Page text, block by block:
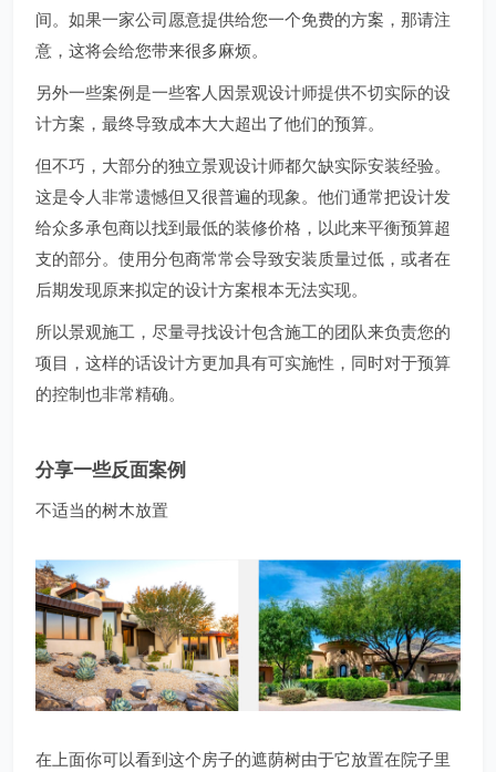
间。如果一家公司愿意提供给您一个免费的方案，那请注
意，这将会给您带来很多麻烦。
另外一些案例是一些客人因景观设计师提供不切实际的设
计方案，最终导致成本大大超出了他们的预算。
但不巧，大部分的独立景观设计师都欠缺实际安装经验。
这是令人非常遗憾但又很普遍的现象。他们通常把设计发
给众多承包商以找到最低的装修价格，以此来平衡预算超
支的部分。使用分包商常常会导致安装质量过低，或者在
后期发现原来拟定的设计方案根本无法实现。
所以景观施工，尽量寻找设计包含施工的团队来负责您的
项目，这样的话设计方更加具有可实施性，同时对于预算
的控制也非常精确。
分享一些反面案例
不适当的树木放置
在上面你可以看到这个房子的遮荫树由于它放置在院子里